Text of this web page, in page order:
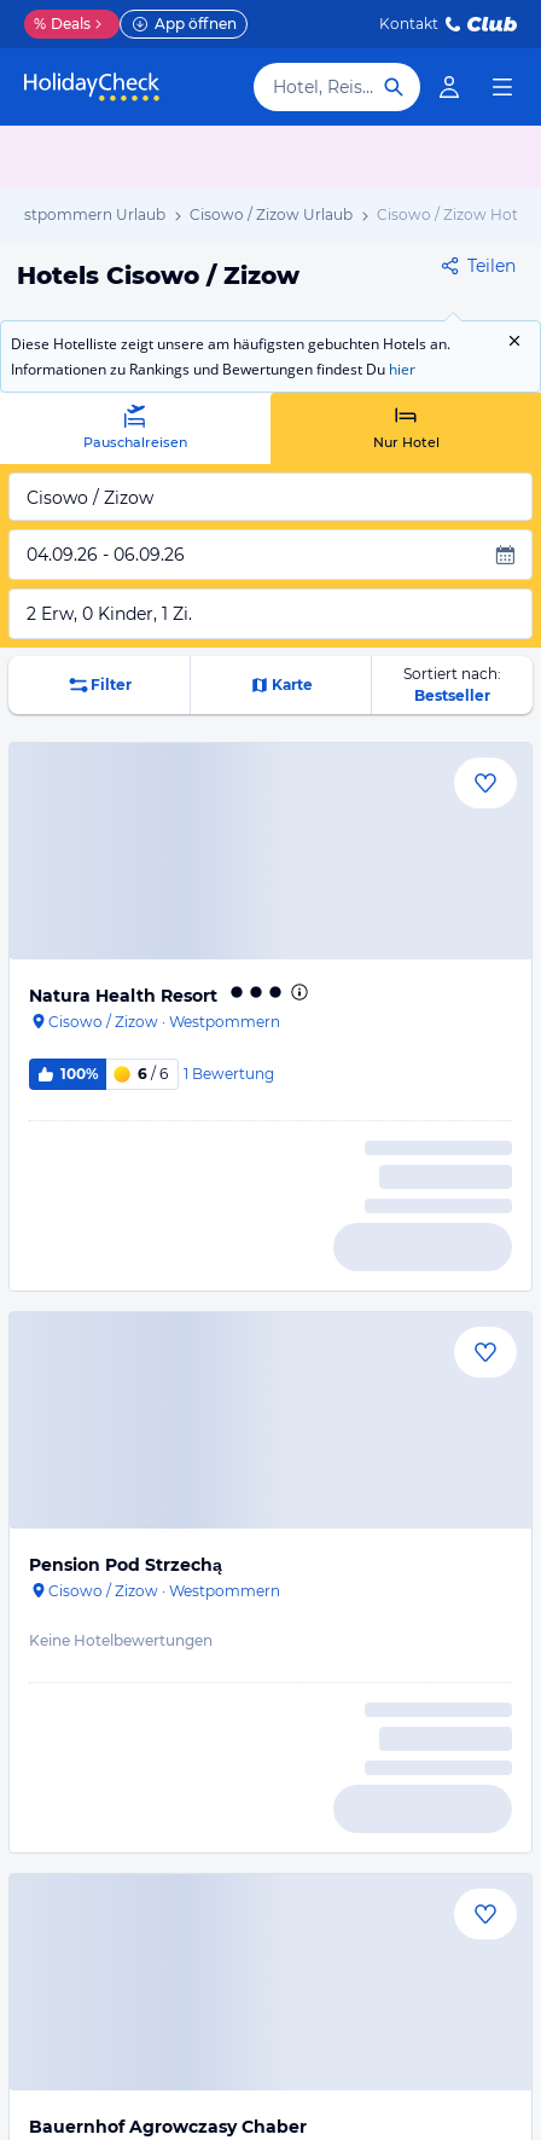
% Deals App öffnen Kontakt
Hotel, Reiseziel
Westpommern Urlaub Cisowo / Zizow Urlaub Cisowo / Zizow Hotels
Hotels Cisowo / Zizow Teilen
Diese Hotelliste zeigt unsere am häufigsten gebuchten Hotels an.
Informationen zu Rankings und Bewertungen findest Du hier
Pauschalreisen Nur Hotel
Cisowo / Zizow
04.09.26 - 06.09.26
2 Erw, 0 Kinder, 1 Zi.
Filter Karte
Sortiert nach:
Bestseller
Natura Health Resort
Cisowo / Zizow · Westpommern
100% 6 / 6 1 Bewertung
Pension Pod Strzechą
Cisowo / Zizow · Westpommern
Keine Hotelbewertungen
Bauernhof Agrowczasy Chaber